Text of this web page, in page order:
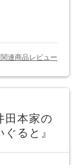
連商品レビュー
田本家の
ると』